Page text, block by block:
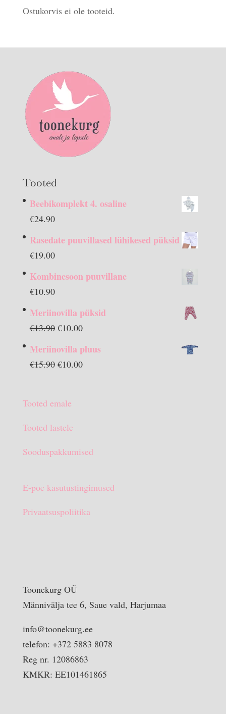
Ostukorvis ei ole tooteid.
Tooted
Beebikomplekt 4. osaline
€24.90
Rasedate puuvillased lühikesed püksid
€19.00
Kombinesoon puuvillane
€10.90
Meriinovilla püksid
€13.90 Algne
€10.00Praegune
on:
Meriinovilla pluus
€15.90 Algne
€15.90.
€10.00Praegune
Tooted emale
Tooted lastele
Sooduspakkumised
E-poe kasutustingimused
Privaatsuspoliitika
Toonekurg OÜ
Männivälja tee 6, Saue vald, Harjumaa
info@toonekurg.ee
telefon: +372 5883 8078
Reg nr. 12086863
KMKR: EE101461865